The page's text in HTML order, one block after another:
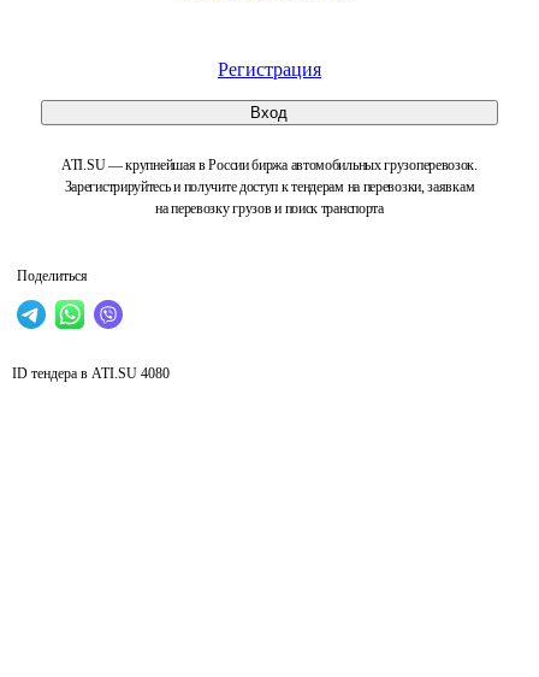
Регистрация
Вход
ATI.SU — крупнейшая в России биржа автомобильных грузоперевозок.
Зарегистрируйтесь и получите доступ к тендерам на перевозки, заявкам
на перевозку грузов и поиск транспорта
Поделиться
ID тендера в ATI.SU 4080